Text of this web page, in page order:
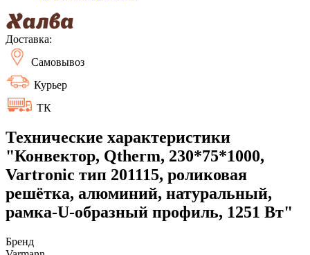
Доставка:
Самовывоз
Курьер
ТК
Технические характеристики
"Конвектор, Qtherm, 230*75*1000,
Vartronic тип 201115, роликовая
решётка, алюминий, натуральный,
рамка-U-образный профиль, 1251 Вт"
Бренд